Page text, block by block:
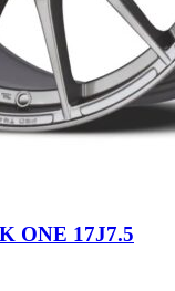
ONE 17J7.5